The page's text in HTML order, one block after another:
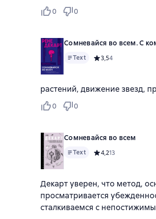
0 0
Сомневайся во всем. С
Text Средний рейтинг 3,5
3,54
растений, движение звезд,
0 0
Сомневайся во всем
Text Средний рейтинг 4,2
4,213
Декарт уверен, что метод,
просматривается
сталкиваемся с